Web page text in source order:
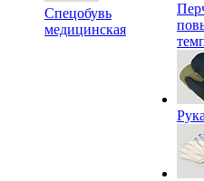
Спецобувь
медицинская